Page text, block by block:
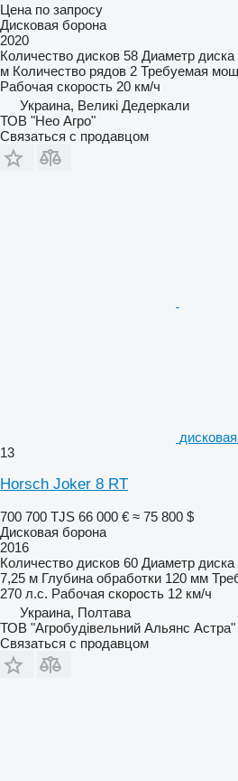
Цена по запросу
Дисковая борона
2020
Количество дисков 58 Диаметр диска
м Количество рядов 2 Требуемая
Рабочая скорость 20 км/ч
Украина, Великі Дедеркали
ТОВ "Нео Агро"
Связаться с продавцом
13
Horsch Joker 8 RT
700 700 TJS 66 000 € ≈ 75 800 $
Дисковая борона
2016
Количество дисков 60 Диаметр диска
7,25 м Глубина обработки 120 мм
270 л.с. Рабочая скорость 12 км/ч
Украина, Полтава
ТОВ "Агробудівельний Альянс Астра"
Связаться с продавцом